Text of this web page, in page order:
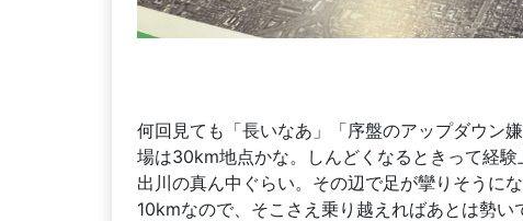
何回見ても「長いなあ」「序盤のアップダウン
場は30km地点かな。しんどくなるときって経
出川の真ん中ぐらい。その辺で足が攣りそうに
10kmなので、そこさえ乗り越えればあとは勢